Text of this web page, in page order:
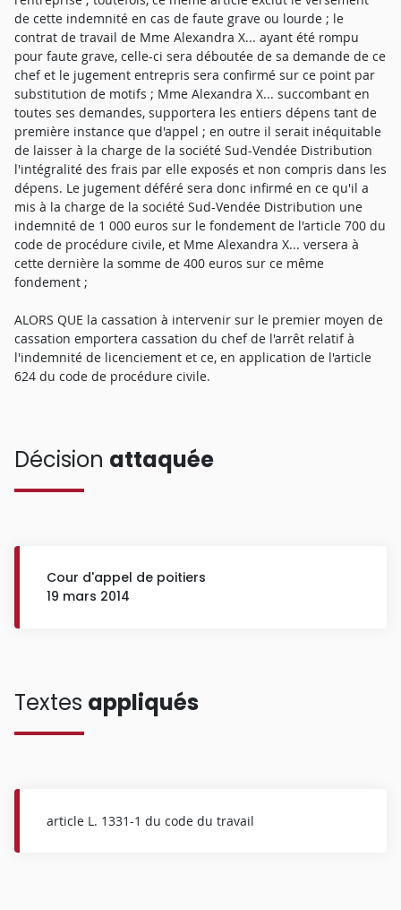
de cette indemnité en cas de faute grave ou lourde ; le
contrat de travail de Mme Alexandra X... ayant été rompu
pour faute grave, celle-ci sera déboutée de sa demande de ce
chef et le jugement entrepris sera confirmé sur ce point par
substitution de motifs ; Mme Alexandra X... succombant en
toutes ses demandes, supportera les entiers dépens tant de
première instance que d'appel ; en outre il serait inéquitable
de laisser à la charge de la société Sud-Vendée Distribution
l'intégralité des frais par elle exposés et non compris dans les
dépens. Le jugement déféré sera donc infirmé en ce qu'il a
mis à la charge de la société Sud-Vendée Distribution une
indemnité de 1 000 euros sur le fondement de l'article 700 du
code de procédure civile, et Mme Alexandra X... versera à
cette dernière la somme de 400 euros sur ce même
fondement ;
ALORS QUE la cassation à intervenir sur le premier moyen de
cassation emportera cassation du chef de l'arrêt relatif à
l'indemnité de licenciement et ce, en application de l'article
624 du code de procédure civile.
Décision attaquée
Cour d'appel de poitiers
19 mars 2014
Textes appliqués
article L. 1331-1 du code du travail